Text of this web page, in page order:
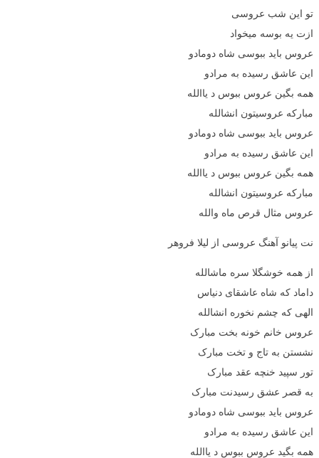
تو این شب عروسی
ازت یه بوسه میخواد
عروس باید ببوسی شاه دومادو
این عاشق رسیده به مرادو
همه بگین عروس ببوس د یاالله
مبارکه عروسیتون انشالله
عروس باید ببوسی شاه دومادو
این عاشق رسیده به مرادو
همه بگین عروس ببوس د یاالله
مبارکه عروسیتون انشالله
عروس مثال قرص ماه والله
نت پیانو آهنگ عروسی از لیلا فروهر
از همه خوشگلا سره ماشالله
داماد که شاه عاشقای دنیاس
الهی که چشم نخوره انشالله
عروس خانم خونه بخت مبارک
نشستن به تاج و تخت مبارک
تور سپید خنچه عقد مبارک
به قصر عشق رسیدنت مبارک
عروس باید ببوسی شاه دومادو
این عاشق رسیده به مرادو
همه بگید عروس ببوس د یاالله